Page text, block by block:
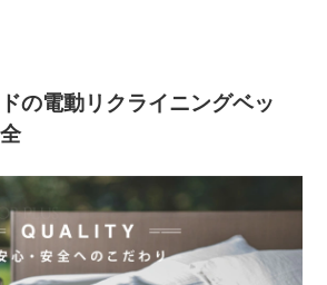
の電動リクライニングベッ